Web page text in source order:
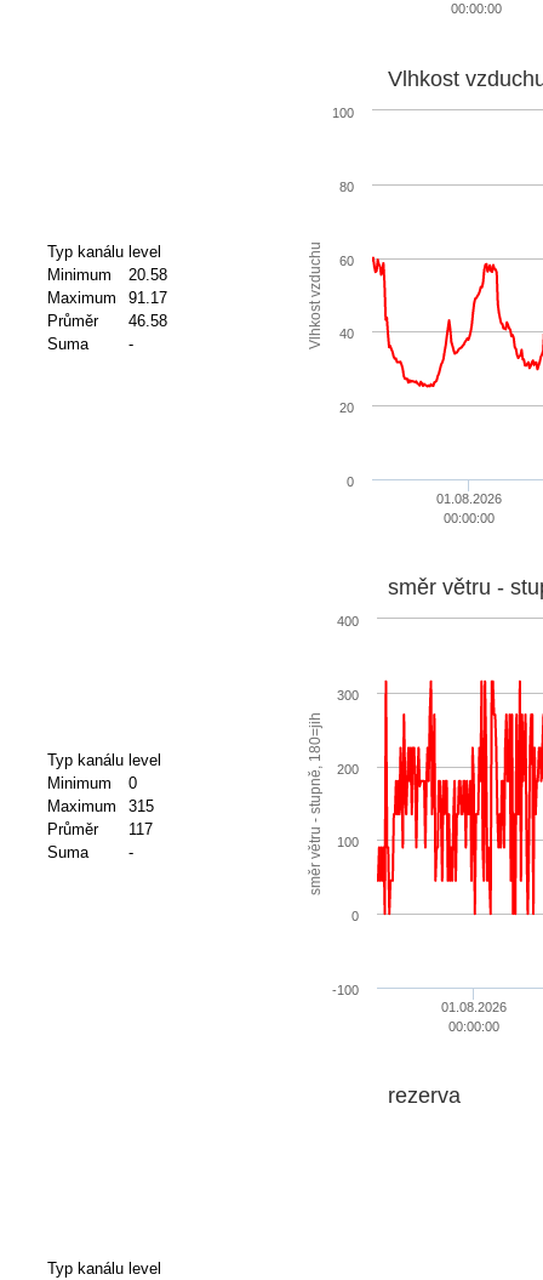
00:00:00
Typ kanálu level
Minimum
20.58
Maximum
91.17
Průměr
46.58
Suma
- Vlhkost vzduchu
Vlhkost
01.08.2026
00:00:00
0
20
40
60
80
100
Typ kanálu level
Minimum
0
Maximum
315
Průměr
117
Suma
- směr větru - stupně, 180=jih
směr větru -
01.08.2026
00:00:00
0
100
200
300
-100
400
Typ kanálu level
rezerva